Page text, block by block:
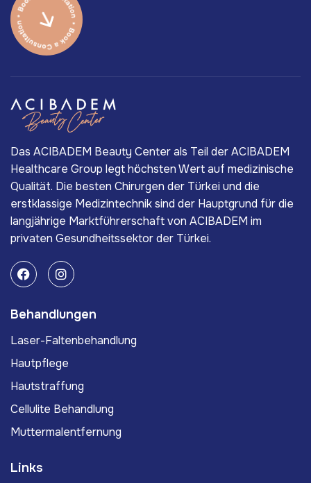
Das ACIBADEM Beauty Center als Teil der ACIBADEM
Healthcare Group legt höchsten Wert auf medizinische
Qualität. Die besten Chirurgen der Türkei und die
erstklassige Medizintechnik sind der Hauptgrund für die
langjährige Marktführerschaft von ACIBADEM im
privaten Gesundheitssektor der Türkei.
Behandlungen
Laser-Faltenbehandlung
Hautpflege
Hautstraffung
Cellulite Behandlung
Muttermalentfernung
Links